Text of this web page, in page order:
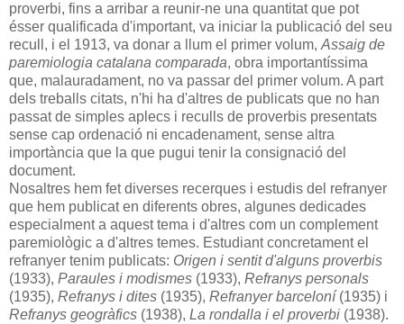
proverbi, fins a arribar a reunir-ne una quantitat que pot
ésser qualificada d'important, va iniciar la publicació del seu
recull, i el 1913, va donar a llum el primer volum, Assaig de
paremiologia catalana comparada, obra importantíssima
que, malauradament, no va passar del primer volum. A part
dels treballs citats, n'hi ha d'altres de publicats que no han
passat de simples aplecs i reculls de proverbis presentats
sense cap ordenació ni encadenament, sense altra
importància que la que pugui tenir la consignació del
document.
Nosaltres hem fet diverses recerques i estudis del refranyer
que hem publicat en diferents obres, algunes dedicades
especialment a aquest tema i d'altres com un complement
paremiològic a d'altres temes. Estudiant concretament el
refranyer tenim publicats: Origen i sentit d'alguns proverbis
(1933), Paraules i modismes (1933), Refranys personals
(1935), Refranys i dites (1935), Refranyer barceloní(1935) i
Refranys geogràfics (1938), La rondalla i el proverbi (1938).